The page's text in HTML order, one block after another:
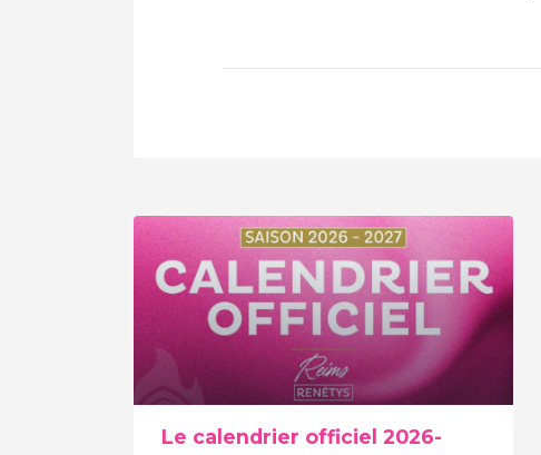
Le calendrier officiel 2026-